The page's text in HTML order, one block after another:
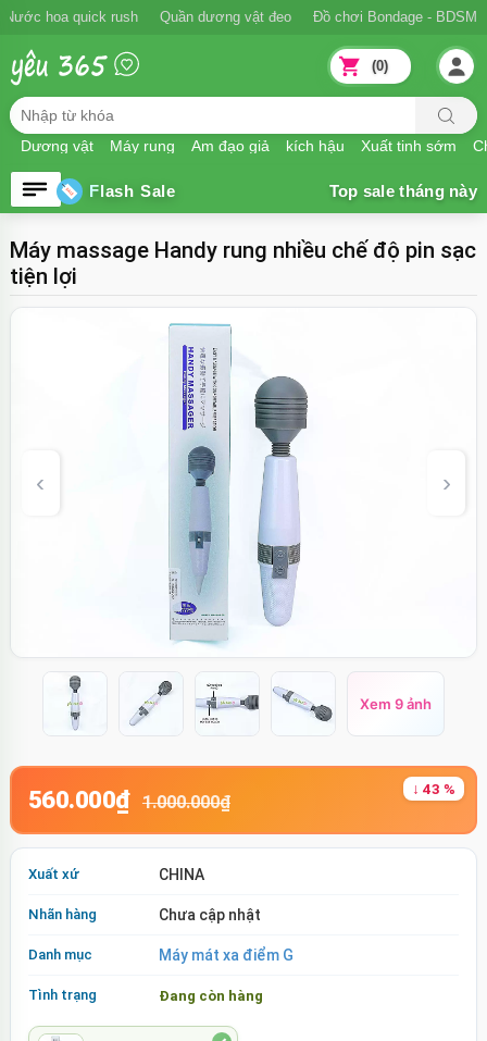
xuất tinh sớm Nước hoa quick rush Quần dương vật đeo Đồ chơi
Dương vật Máy rung Âm đạo giả kích hậu Xuất tinh sớm
(0)
Flash Sale
Máy massage Handy rung nhiều chế độ pin sạc
tiện lợi
Xem 9 ảnh
560.000₫ 1.000.000₫
↓ 43 %
Xuất xứ CHINA
Nhãn hàng Chưa cập nhật
Danh mục Máy mát xa điểm G
Tình trạng Đang còn hàng